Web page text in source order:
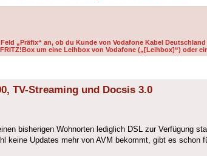
„Präfix“ an, ob du Kunde von Vodafone Kabel
um eine Leihbox von Vodafone („[Leihbox]“) oder
TV-Streaming und Docsis 3.0
bisherigen Wohnorten lediglich DSL zur Verfügung
keine Updates mehr von AVM bekommt, gibt es